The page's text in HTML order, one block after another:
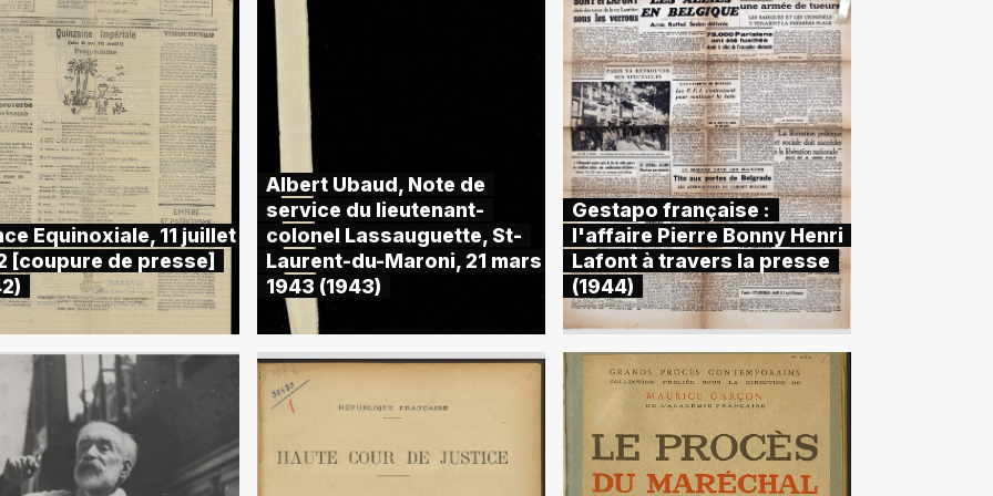
Equinoxiale, 11 juillet
[coupure de presse]
Albert Ubaud, Note de
service du lieutenant-
colonel Lassauguette, St-
Laurent-du-Maroni, 21 mars
1943 (1943)
Gestapo française :
l'affaire Pierre Bonny Henri
Lafont à travers la presse
(1944)